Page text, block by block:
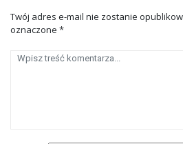
Twój adres e-mail nie zostanie
oznaczone *